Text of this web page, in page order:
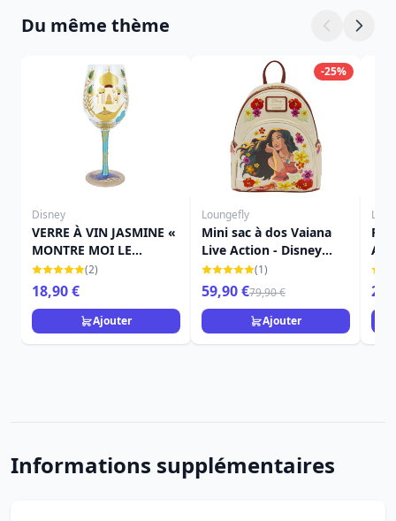
Du même thème
Disney
VERRE À VIN JASMINE «
MONTRE MOI LE
MONDE » - DISNEY
LOLITA
(2)
18,90 €
Ajouter
-25%
Loungefly
Mini sac à dos Vaiana
Live Action - Disney
Loungefly(1)
59,90 €79,90 €
Ajouter
Informations supplémentaires